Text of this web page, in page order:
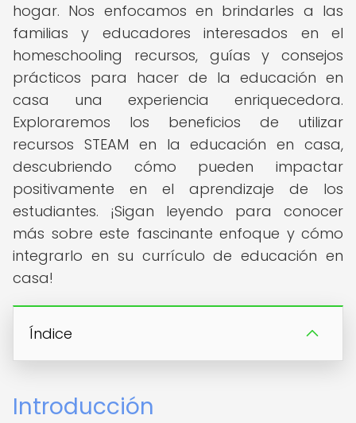
hogar. Nos enfocamos en brindarles a las
familias y educadores interesados en el
homeschooling recursos, guías y consejos
prácticos para hacer de la educación en
casa una experiencia enriquecedora.
Exploraremos los beneficios de utilizar
recursos STEAM en la educación en casa,
descubriendo cómo pueden impactar
positivamente en el aprendizaje de los
estudiantes. ¡Sigan leyendo para conocer
más sobre este fascinante enfoque y cómo
integrarlo en su currículo de educación en
casa!
Índice
Introducción